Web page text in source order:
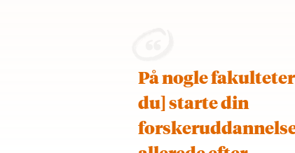
På nogle
du] starte din